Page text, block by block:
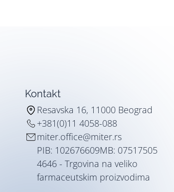
Kontakt
Resavska 16, 11000 Beograd
+381(0)11 4058-088
miter.office@miter.rs
PIB: 102676609MB: 07517505
4646 - Trgovina na veliko
farmaceutskim proizvodima